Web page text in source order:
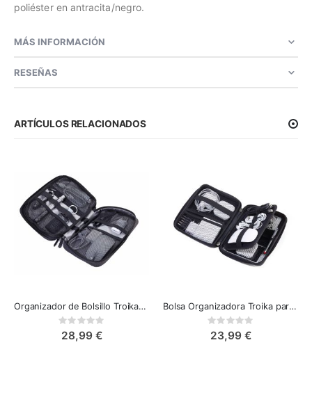
poliéster en antracita/negro.
MÁS INFORMACIÓN
RESEÑAS
ARTÍCULOS RELACIONADOS
Organizador de Bolsillo Troika Connected para Electrónicos
Rating:
28,99 €
Bolsa Organizadora Troika para Maquillaje, Electrónica y Accesorios
Rating:
23,99 €